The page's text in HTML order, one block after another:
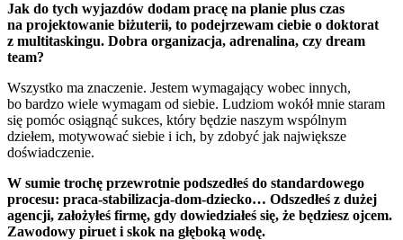
Jak do tych wyjazdów dodam pracę na planie plus czas
na projektowanie biżuterii, to podejrzewam ciebie o doktorat
z multitaskingu. Dobra organizacja, adrenalina, czy dream
team?
Wszystko ma znaczenie. Jestem wymagający wobec innych,
bo bardzo wiele wymagam od siebie. Ludziom wokół mnie staram
się pomóc osiągnąć sukces, który będzie naszym wspólnym
dziełem, motywować siebie i ich, by zdobyć jak największe
doświadczenie.
W sumie trochę przewrotnie podszedłeś do standardowego
procesu: praca-stabilizacja-dom-dziecko… Odszedłeś z dużej
agencji, założyłeś firmę, gdy dowiedziałeś się, że będziesz ojcem.
Zawodowy piruet i skok na głęboką wodę.